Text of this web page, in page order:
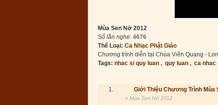
Mùa Sen Nở 2012
Số lần nghe: 4676
Thể Loại: Ca Nhạc Phật Giáo
Chương trình diễn tại Chùa Viên Quang -
Tags: nhac si quy luan , quy luan , ca nhac
1. Giới Thiệu Chương Trình Mùa
» Mùa Sen Nở 2012